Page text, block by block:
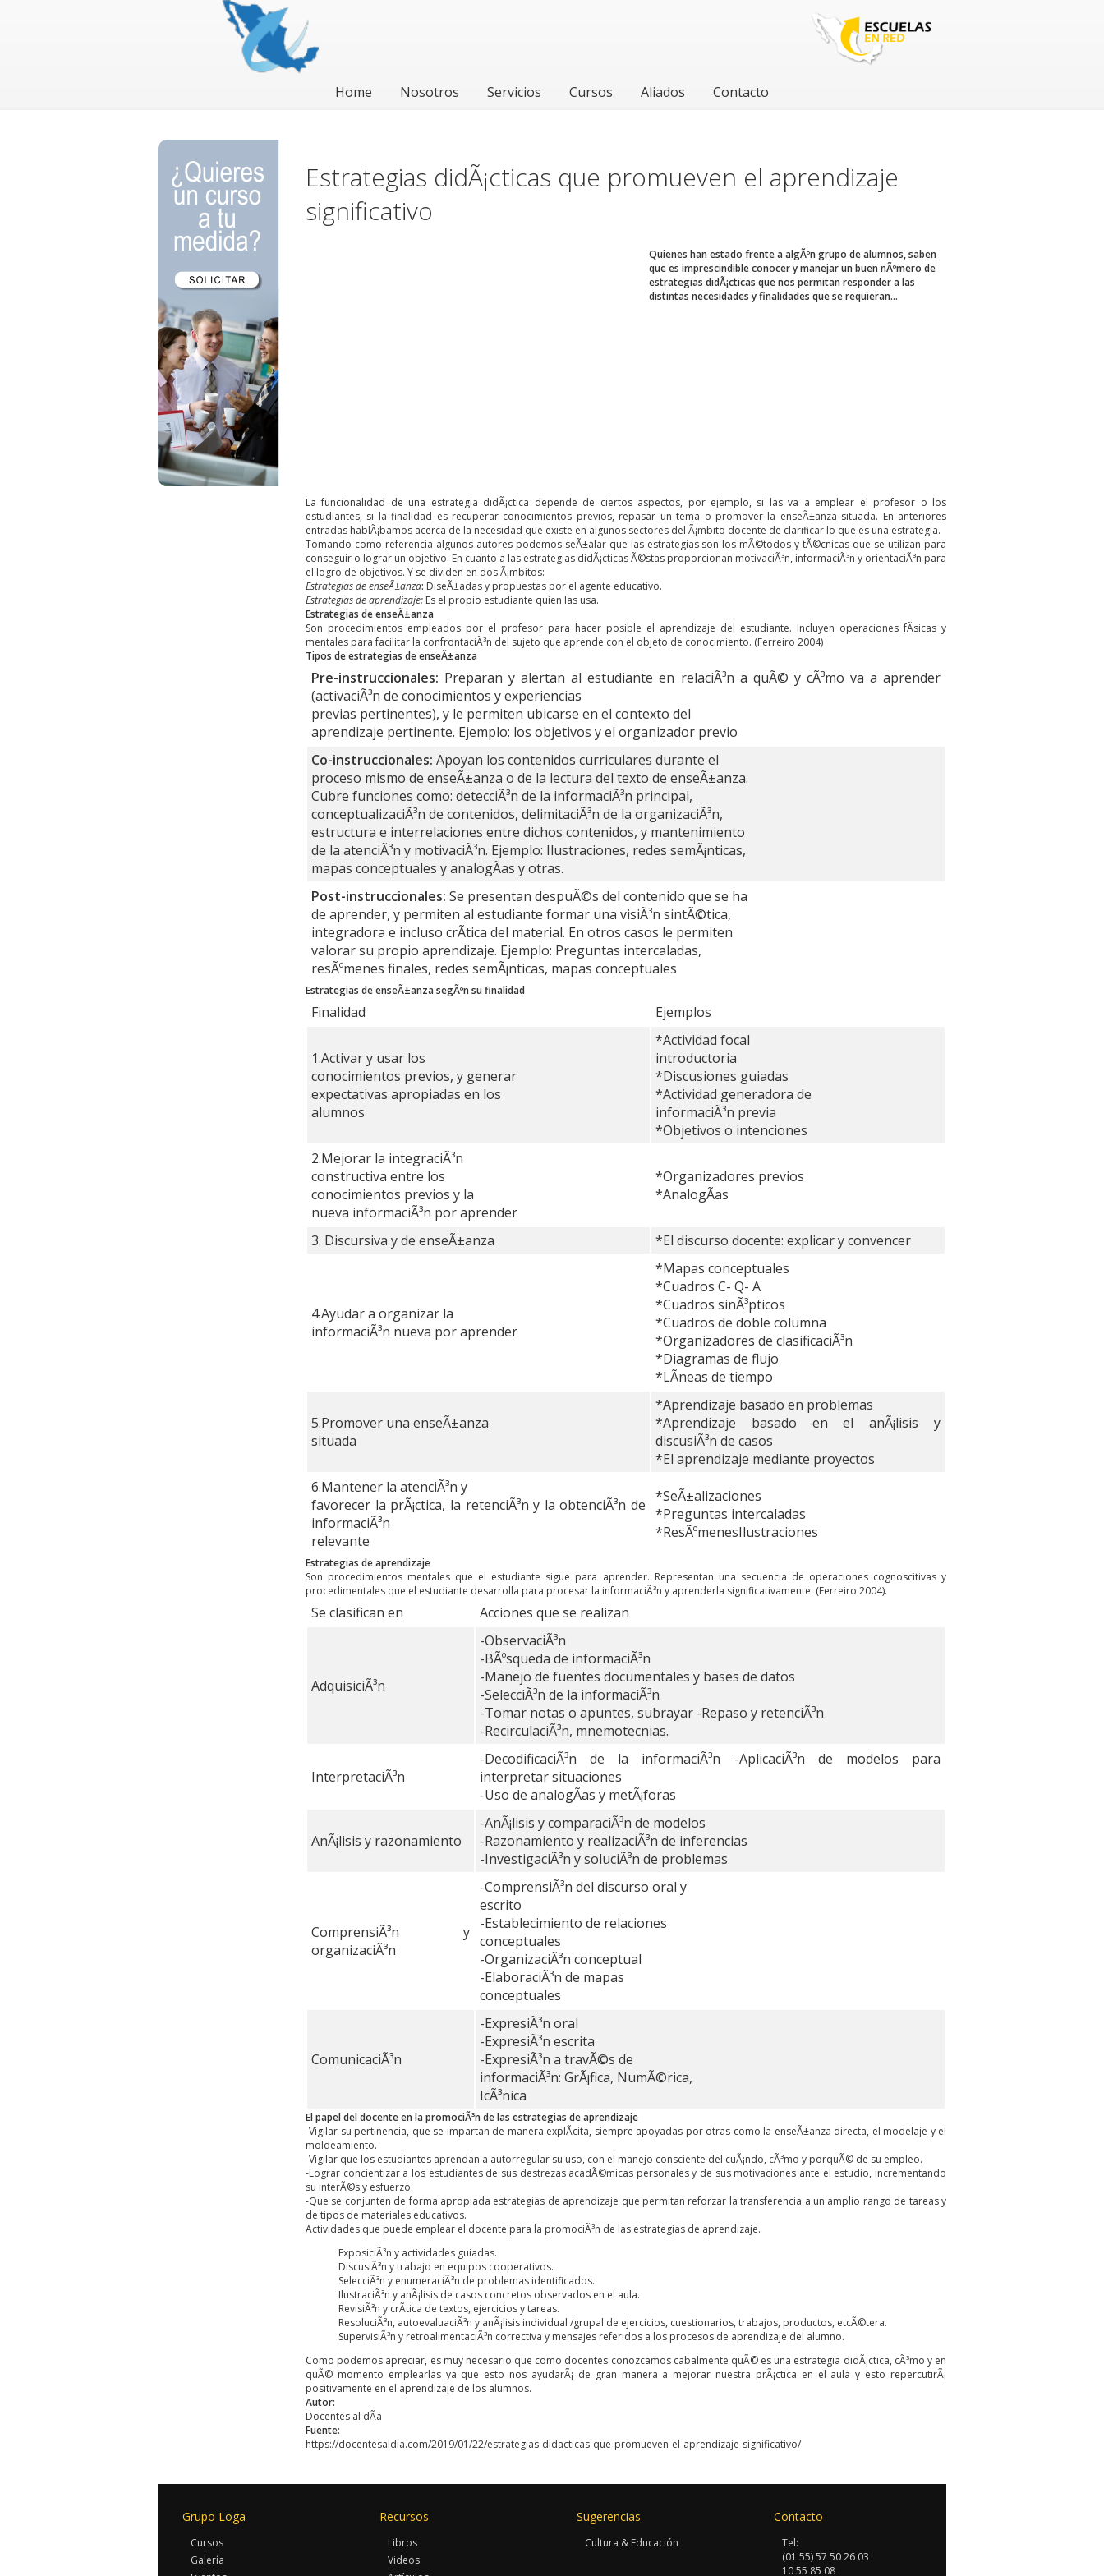
Home Nosotros Servicios Cursos Aliados Contacto
Estrategias didÃ¡cticas que promueven el aprendizaje
significativo
Quienes han estado frente a algÃºn grupo de alumnos, saben
que es imprescindible conocer y manejar un buen nÃºmero de
estrategias didÃ¡cticas que nos permitan responder a las
distintas necesidades y finalidades que se requieran...
La funcionalidad de una estrategia didÃ¡ctica depende de ciertos aspectos, por ejemplo, si las va a emplear el profesor o los
estudiantes, si la finalidad es recuperar conocimientos previos, repasar un tema o promover la enseÃ±anza situada. En anteriores
entradas hablÃ¡bamos acerca de la necesidad que existe en algunos sectores del Ã¡mbito docente de clarificar lo que es una estrategia.
Tomando como referencia algunos autores podemos seÃ±alar que las estrategias son los mÃ©todos y tÃ©cnicas que se utilizan para
conseguir o lograr un objetivo. En cuanto a las estrategias didÃ¡cticas Ã©stas proporcionan motivaciÃ³n, informaciÃ³n y orientaciÃ³n para
el logro de objetivos. Y se dividen en dos Ã¡mbitos:
Estrategias de enseÃ±anza: DiseÃ±adas y propuestas por el agente educativo.
Estrategias de aprendizaje: Es el propio estudiante quien las usa.
Estrategias de enseÃ±anza
Son procedimientos empleados por el profesor para hacer posible el aprendizaje del estudiante. Incluyen operaciones fÃ­sicas y
mentales para facilitar la confrontaciÃ³n del sujeto que aprende con el objeto de conocimiento. (Ferreiro 2004)
Tipos de estrategias de enseÃ±anza
Pre-instruccionales: Preparan y alertan al estudiante en relaciÃ³n a quÃ© y cÃ³mo va a aprender
(activaciÃ³n de conocimientos y experiencias
previas pertinentes), y le permiten ubicarse en el contexto del
aprendizaje pertinente. Ejemplo: los objetivos y el organizador previo
Co-instruccionales: Apoyan los contenidos curriculares durante el
proceso mismo de enseÃ±anza o de la lectura del texto de enseÃ±anza.
Cubre funciones como: detecciÃ³n de la informaciÃ³n principal,
conceptualizaciÃ³n de contenidos, delimitaciÃ³n de la organizaciÃ³n,
estructura e interrelaciones entre dichos contenidos, y mantenimiento
de la atenciÃ³n y motivaciÃ³n. Ejemplo: Ilustraciones, redes semÃ¡nticas,
mapas conceptuales y analogÃ­as y otras.
Post-instruccionales: Se presentan despuÃ©s del contenido que se ha
de aprender, y permiten al estudiante formar una visiÃ³n sintÃ©tica,
integradora e incluso crÃ­tica del material. En otros casos le permiten
valorar su propio aprendizaje. Ejemplo: Preguntas intercaladas,
resÃºmenes finales, redes semÃ¡nticas, mapas conceptuales
Estrategias de enseÃ±anza segÃºn su finalidad
Finalidad Ejemplos
1.Activar y usar los
conocimientos previos, y generar
expectativas apropiadas en los
alumnos
*Actividad focal
introductoria
*Discusiones guiadas
*Actividad generadora de
informaciÃ³n previa
*Objetivos o intenciones
2.Mejorar la integraciÃ³n
constructiva entre los
conocimientos previos y la
nueva informaciÃ³n por aprender
*Organizadores previos
*AnalogÃ­as
3. Discursiva y de enseÃ±anza *El discurso docente: explicar y convencer
4.Ayudar a organizar la
informaciÃ³n nueva por aprender
*Mapas conceptuales
*Cuadros C- Q- A
*Cuadros sinÃ³pticos
*Cuadros de doble columna
*Organizadores de clasificaciÃ³n
*Diagramas de flujo
*LÃ­neas de tiempo
5.Promover una enseÃ±anza
situada
*Aprendizaje basado en problemas
*Aprendizaje basado en el anÃ¡lisis y
discusiÃ³n de casos
*El aprendizaje mediante proyectos
6.Mantener la atenciÃ³n y
favorecer la prÃ¡ctica, la retenciÃ³n y la obtenciÃ³n de
informaciÃ³n
relevante
*SeÃ±alizaciones
*Preguntas intercaladas
*ResÃºmenesIlustraciones
Estrategias de aprendizaje
Son procedimientos mentales que el estudiante sigue para aprender. Representan una secuencia de operaciones cognoscitivas y
procedimentales que el estudiante desarrolla para procesar la informaciÃ³n y aprenderla significativamente. (Ferreiro 2004).
Se clasifican en Acciones que se realizan
AdquisiciÃ³n
-ObservaciÃ³n
-BÃºsqueda de informaciÃ³n
-Manejo de fuentes documentales y bases de datos
-SelecciÃ³n de la informaciÃ³n
-Tomar notas o apuntes, subrayar -Repaso y retenciÃ³n
-RecirculaciÃ³n, mnemotecnias.
InterpretaciÃ³n
-DecodificaciÃ³n de la informaciÃ³n -AplicaciÃ³n de modelos para
interpretar situaciones
-Uso de analogÃ­as y metÃ¡foras
AnÃ¡lisis y razonamiento
-AnÃ¡lisis y comparaciÃ³n de modelos
-Razonamiento y realizaciÃ³n de inferencias
-InvestigaciÃ³n y soluciÃ³n de problemas
ComprensiÃ³n y
organizaciÃ³n
-ComprensiÃ³n del discurso oral y
escrito
-Establecimiento de relaciones
conceptuales
-OrganizaciÃ³n conceptual
-ElaboraciÃ³n de mapas
conceptuales
ComunicaciÃ³n
-ExpresiÃ³n oral
-ExpresiÃ³n escrita
-ExpresiÃ³n a travÃ©s de
informaciÃ³n: GrÃ¡fica, NumÃ©rica,
IcÃ³nica
El papel del docente en la promociÃ³n de las estrategias de aprendizaje
-Vigilar su pertinencia, que se impartan de manera explÃ­cita, siempre apoyadas por otras como la enseÃ±anza directa, el modelaje y el
moldeamiento.
-Vigilar que los estudiantes aprendan a autorregular su uso, con el manejo consciente del cuÃ¡ndo, cÃ³mo y porquÃ© de su empleo.
-Lograr concientizar a los estudiantes de sus destrezas acadÃ©micas personales y de sus motivaciones ante el estudio, incrementando
su interÃ©s y esfuerzo.
-Que se conjunten de forma apropiada estrategias de aprendizaje que permitan reforzar la transferencia a un amplio rango de tareas y
de tipos de materiales educativos.
Actividades que puede emplear el docente para la promociÃ³n de las estrategias de aprendizaje.
ExposiciÃ³n y actividades guiadas.
DiscusiÃ³n y trabajo en equipos cooperativos.
SelecciÃ³n y enumeraciÃ³n de problemas identificados.
IlustraciÃ³n y anÃ¡lisis de casos concretos observados en el aula.
RevisiÃ³n y crÃ­tica de textos, ejercicios y tareas.
ResoluciÃ³n, autoevaluaciÃ³n y anÃ¡lisis individual /grupal de ejercicios, cuestionarios, trabajos, productos, etcÃ©tera.
SupervisiÃ³n y retroalimentaciÃ³n correctiva y mensajes referidos a los procesos de aprendizaje del alumno.
Como podemos apreciar, es muy necesario que como docentes conozcamos cabalmente quÃ© es una estrategia didÃ¡ctica, cÃ³mo y en
quÃ© momento emplearlas ya que esto nos ayudarÃ¡ de gran manera a mejorar nuestra prÃ¡ctica en el aula y esto repercutirÃ¡
positivamente en el aprendizaje de los alumnos.
Autor:
Docentes al dÃ­a
Fuente:
https://docentesaldia.com/2019/01/22/estrategias-didacticas-que-promueven-el-aprendizaje-significativo/
Grupo Loga
Cursos
Galería
Recursos
Libros
Videos
Sugerencias
Cultura & Educación
Contacto
Tel:
(01 55) 57 50 26 03
10 55 85 08